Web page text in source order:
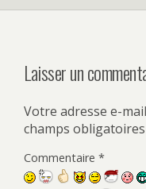
Laisser un
Votre adresse e-
champs
Commentaire *